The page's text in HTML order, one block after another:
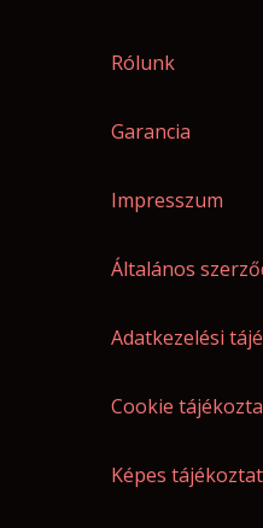
Rólunk
Garancia
Impresszum
Általános
Adatkezelési
Cookie
Képes